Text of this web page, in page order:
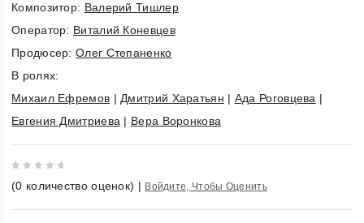
Композитор: Валерий Тишлер
Оператор: Виталий Коневцев
Продюсер:Олег Степаненко
В ролях:
Михаил Ефремов |Дмитрий Харатьян | Ада Роговцева |
Евгения Дмитриева | Вера Воронкова
out
of
(0 количество оценок) | Войдите, Чтобы Оценить